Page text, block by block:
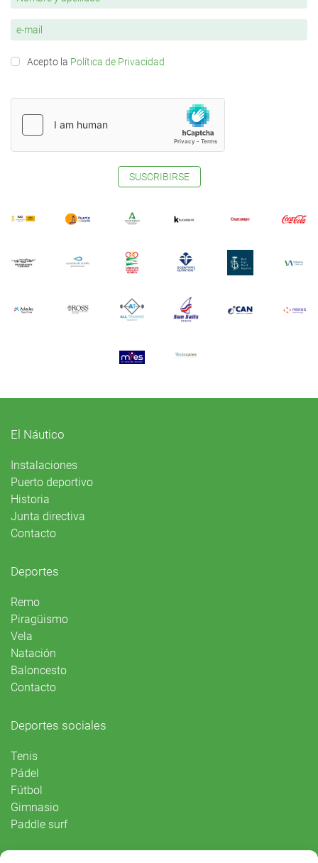
Acepto la Política de Privacidad
SUSCRIBIRSE
El Náutico
Instalaciones
Puerto deportivo
Historia
Junta directiva
Contacto
Deportes
Remo
Piragüismo
Vela
Natación
Baloncesto
Contacto
Deportes sociales
Tenis
Pádel
Fútbol
Gimnasio
Paddle surf